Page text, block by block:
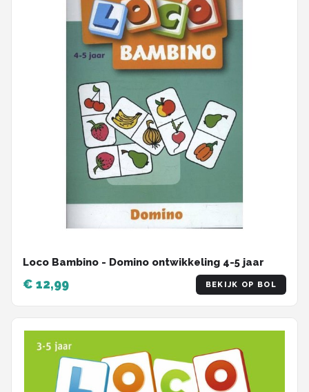
Loco Bambino - Domino ontwikkeling 4-5 jaar
€ 12,99 BEKIJK OP BOL